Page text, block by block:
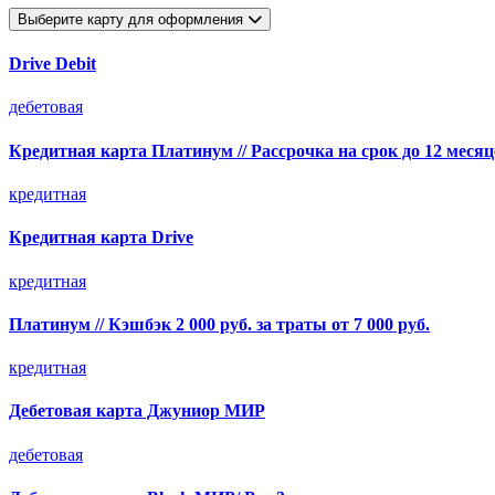
Выберите карту для оформления
Drive Debit
дебетовая
Кредитная карта Платинум // Рассрочка на срок до 12
кредитная
Кредитная карта Drive
кредитная
Платинум // Кэшбэк 2 000 руб. за траты от 7 000 руб.
кредитная
Дебетовая карта Джуниор МИР
дебетовая